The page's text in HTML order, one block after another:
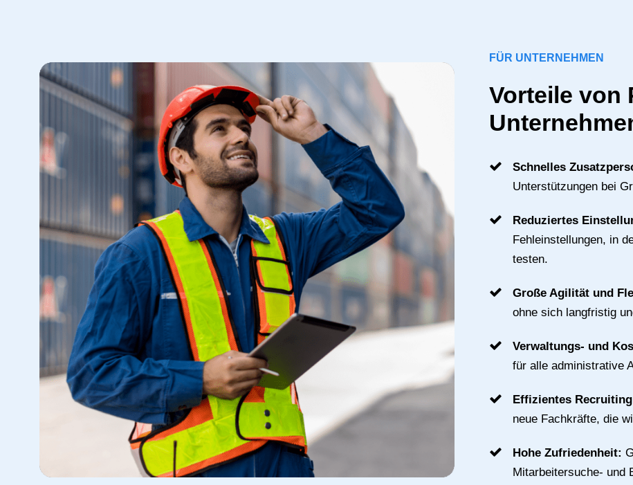
FÜR UNTERNEHMEN
Vorteile von
Schnelles
Unterstützungen bei
Reduziertes
Fehleinstellungen, in
testen.
Große Agilität und
ohne sich langfristig
Verwaltungs- und
für alle administrative
Effizientes
neue Fachkräfte, die
Hohe Zufriedenheit:
Mitarbeitersuche- und